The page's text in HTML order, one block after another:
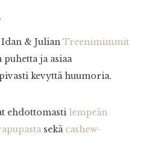
& Julian Treenimimmit
puhetta ja asiaa
kevyttä huumoria.
ehdottomasti lempeän
sekä cashew-